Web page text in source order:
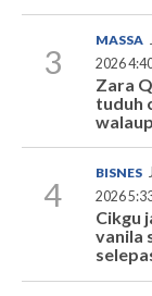
3
MASSA
2026
Zara
tuduh
4
BISNES
2026
Cikgu
vanila